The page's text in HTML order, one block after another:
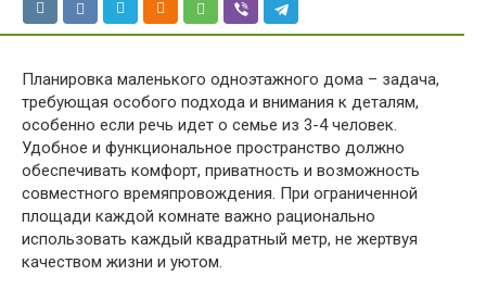
Планировка маленького одноэтажного дома – задача,
требующая особого подхода и внимания к деталям,
особенно если речь идет о семье из 3-4 человек.
Удобное и функциональное пространство должно
обеспечивать комфорт, приватность и возможность
совместного времяпровождения. При ограниченной
площади каждой комнате важно рационально
использовать каждый квадратный метр, не жертвуя
качеством жизни и уютом.